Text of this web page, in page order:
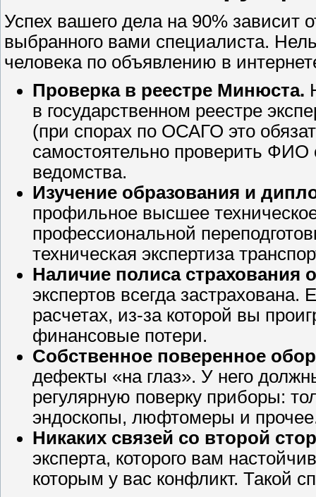
Успех вашего дела на 90% зависит
выбранного вами специалиста.
человека по объявлению в
Проверка в реестре Минюста.
в государственном реестре
(при спорах по ОСАГО это
самостоятельно проверить
ведомства.
Изучение образования и
профильное высшее
профессиональной
техническая экспертиза
Наличие полиса страхования
экспертов всегда
расчетах, из-за которой вы
финансовые потери.
Собственное поверенное
дефекты «на глаз». У него
регулярную поверку приборы:
эндоскопы, люфтомеры и
Никаких связей со второй
эксперта, которого вам
которым у вас конфликт. Такой